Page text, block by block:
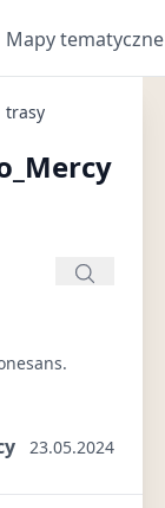
Mapy tematyczne
trasy
23.05.2024